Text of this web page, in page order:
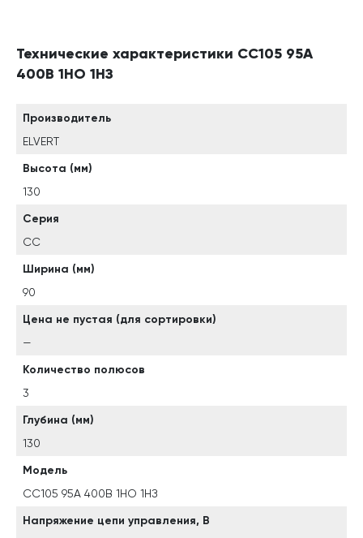
Технические характеристики СС105 95A
400В 1НО 1НЗ
Производитель
ELVERT
Высота (мм)
130
Серия
CC
Ширина (мм)
90
Цена не пустая (для сортировки)
—
Количество полюсов
3
Глубина (мм)
130
Модель
СС105 95A 400В 1НО 1НЗ
Напряжение цепи управления, В